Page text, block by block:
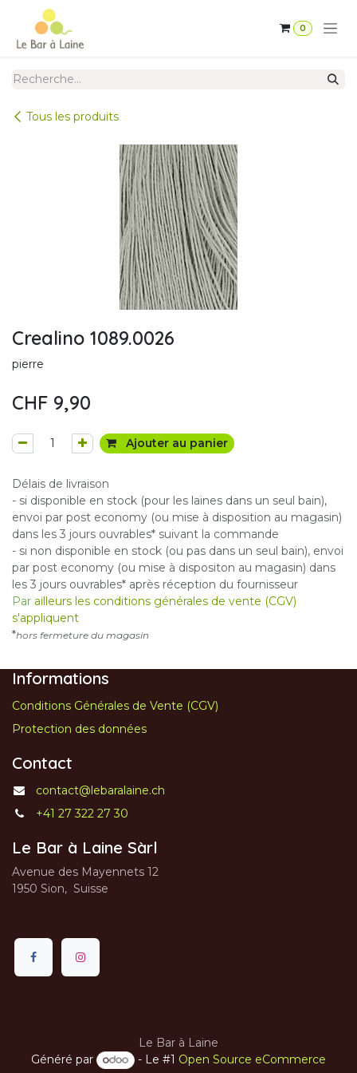
Se rendre au contenu
0
Tous les produits
Crealino 1089.0026
pierre
CHF 9,90
Ajouter au panier
Délais de livraison
- si disponible en stock (pour les laines dans un seul bain),
envoi par post economy (ou mise à disposition au magasin)
dans les 3 jours ouvrables* suivant la commande
- si non disponible en stock (ou pas dans un seul bain), envoi
par post economy (ou mise à dispositon au magasin) dans
les 3 jours ouvrables* après réception du fournisseur
Par ailleurs les conditions générales de vente (CGV)
s'appliquent
*hors fermeture du magasin
Informations
Conditions Générales de Vente (CGV)
Protection des données
Contact
contact@lebaralaine.ch
+41 27 322 27 30
Le Bar à Laine Sàrl
Avenue des Mayennets 12
1950 Sion, Suisse
Le Bar à Laine
Généré par
- Le #1 Open Source eCommerce